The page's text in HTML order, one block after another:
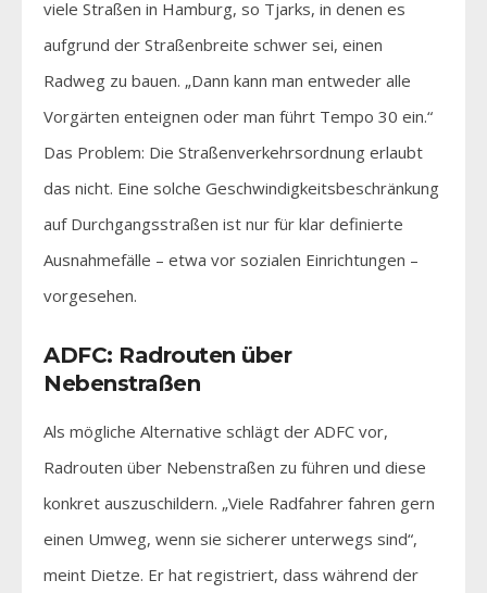
viele Straßen in Hamburg, so Tjarks, in denen es
aufgrund der Straßenbreite schwer sei, einen
Radweg zu bauen. „Dann kann man entweder alle
Vorgärten enteignen oder man führt Tempo 30 ein.“
Das Problem: Die Straßenverkehrsordnung erlaubt
das nicht. Eine solche Geschwindigkeitsbeschränkung
auf Durchgangsstraßen ist nur für klar definierte
Ausnahmefälle – etwa vor sozialen Einrichtungen –
vorgesehen.
ADFC: Radrouten über
Nebenstraßen
Als mögliche Alternative schlägt der ADFC vor,
Radrouten über Nebenstraßen zu führen und diese
konkret auszuschildern. „Viele Radfahrer fahren gern
einen Umweg, wenn sie sicherer unterwegs sind“,
meint Dietze. Er hat registriert, dass während der